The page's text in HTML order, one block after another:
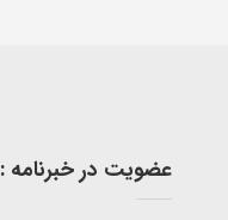
عضویت در خبرنامه :